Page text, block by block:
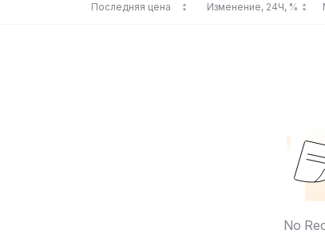
Последняя цена Изменение, 24Ч, %
No